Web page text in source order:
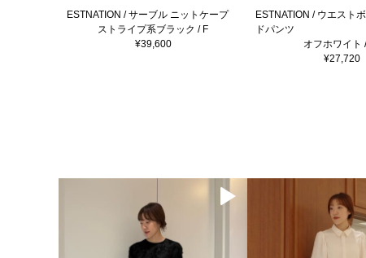
ESTNATION / サーブル ニットケープ
ストライプ系ブラック / F
¥39,600
ESTNATION / ウエスト
ドパンツ
オフホワイト
¥27,720